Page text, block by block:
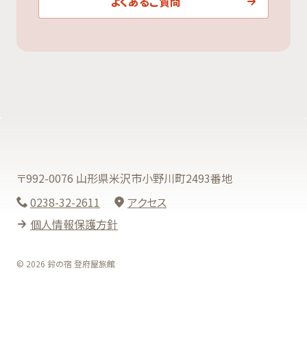
〒992-0076 山形県米沢市小野川町2493番地
0238-32-2611
アクセス
個人情報保護方針
© 2026 鈴の宿 登府屋旅館